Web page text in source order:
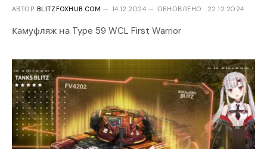
АВТОР BLITZFOXHUB.COM 14.12.2024 ОБНОВЛЕНО: 22.12.2024
Камуфляж на Type 59 WCL First Warrior